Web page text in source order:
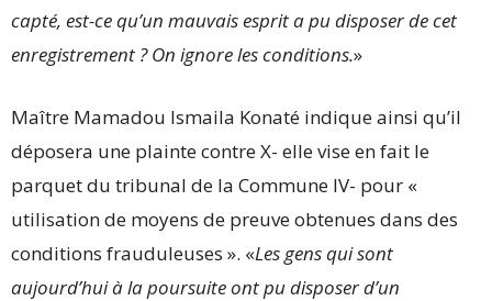
capté, est-ce qu’un mauvais esprit a pu disposer de cet
enregistrement ? On ignore les conditions.»
Maître Mamadou Ismaila Konaté indique ainsi qu’il
déposera une plainte contre X- elle vise en fait le
parquet du tribunal de la Commune IV- pour «
utilisation de moyens de preuve obtenues dans des
conditions frauduleuses ». «Les gens qui sont
aujourd’hui à la poursuite ont pu disposer d’un